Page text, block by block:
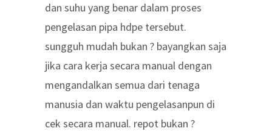
dan suhu yang benar dalam proses
pengelasan pipa hdpe tersebut.
sungguh mudah bukan ? bayangkan saja
jika cara kerja secara manual dengan
mengandalkan semua dari tenaga
manusia dan waktu pengelasanpun di
cek secara manual. repot bukan ?